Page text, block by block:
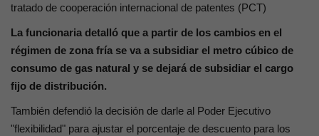
tratado de cooperación internacional de patentes (PCT)
La funcionaria detalló que a partir de los cambios en el
régimen de zona fría se va a subsidiar el metro cúbico de
consumo de gas natural y se dejará de subsidiar el cargo
fijo de distribución.
También defendió la decisión de darle al Poder Ejecutivo
"flexibilidad" para ajustar el porcentaje de descuento para los